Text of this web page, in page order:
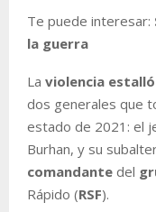
Te puede interesar:
la guerra
La violencia
dos generales que
estado de 2021: el
Burhan, y su
comandante del
Rápido (RSF).